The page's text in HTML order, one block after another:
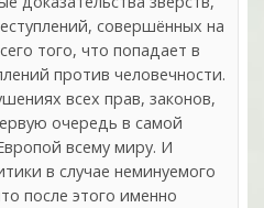
совершённых на
того, что попадает в
против человечности.
всех прав, законов,
очередь в самой
всему миру. И
в случае неминуемого
после этого именно